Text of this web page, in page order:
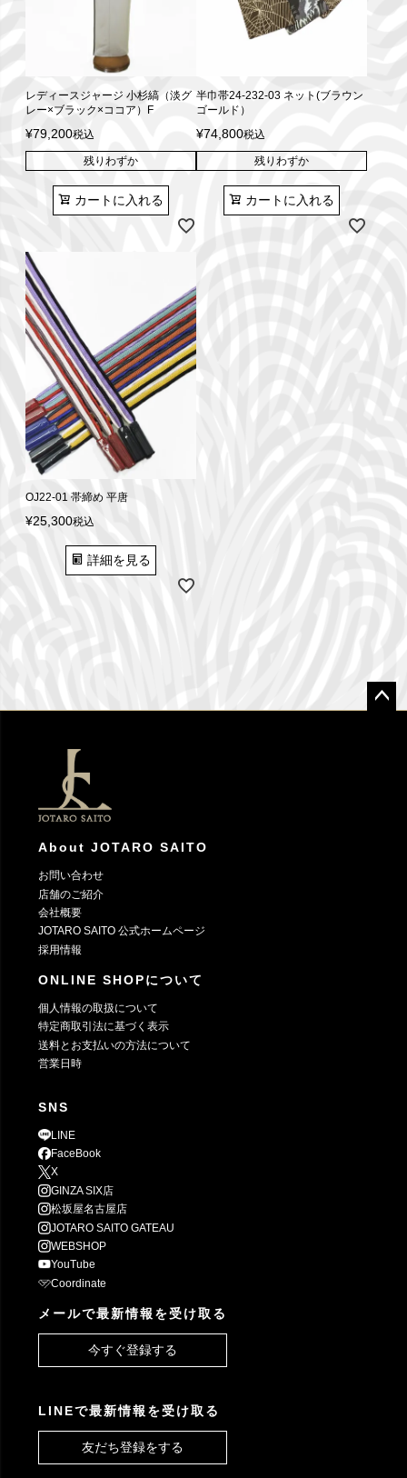
レディースジャージ 小杉縞（淡グ
レー×ブラック×ココア）F
¥79,200税込
残りわずか
カートに入れる
半巾帯24-232-03 ネット(ブラウン
ゴールド）
¥74,800税込
残りわずか
カートに入れる
OJ22-01 帯締め 平唐
¥25,300税込
詳細を見る
About JOTARO SAITO
お問い合わせ
店舗のご紹介
会社概要
JOTARO SAITO 公式ホームページ
採用情報
ONLINE SHOPについて
個人情報の取扱について
特定商取引法に基づく表示
送料とお支払いの方法について
営業日時
SNS
LINE
FaceBook
X
GINZA SIX店
松坂屋名古屋店
JOTARO SAITO GATEAU
WEBSHOP
YouTube
Coordinate
メールで最新情報を受け取る
今すぐ登録する
LINEで最新情報を受け取る
友だち登録をする